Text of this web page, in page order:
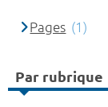
Pages (1)
Par rubrique